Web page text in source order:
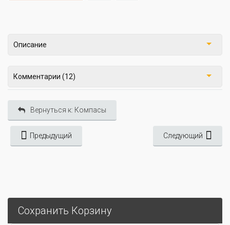
Описание
Комментарии (12)
Вернуться к: Компасы
Предыдущий Следующий
Сохранить Корзину